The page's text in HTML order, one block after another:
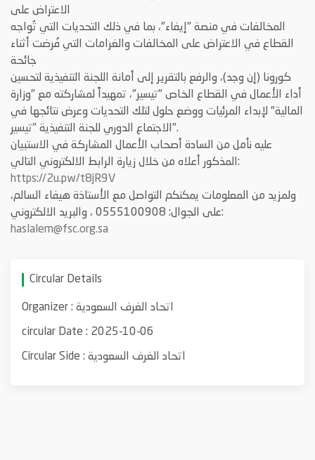
الاعتراض على
المخالفات في منصة "إيفاء"، بما في ذلك التحديات التي تُواجه
القطاع في الاعتراض على المخالفات والغرامات التي فُرضت أثناء
جائحة
كورونا (إن وجد)، والرفع بالتقرير إلى أمانة اللجنة التنفيذية لتحسين
أداء الأعمال في القطاع الخاص "تيسير"، تمهيداً لمشاركته مع "وزارة
المالية" لإبداء المرئيات ووضع حلول لتلك التحديات وعرض نتائجها في
الاجتماع الدوري للجنة التنفيذية "تيسير ".
عليه نأمل من السادة أصحاب الأعمال المشاركة في الاستبيان
المذكور أعلاه من خلال زيارة الرابط الالكتروني التالي:
https://2u.pw/t8jR9V
ولمزيد من المعلومات يمكنكم
التواصل مع الأستاذة هيفاء السالم،
على الجوال: 0555100908 ، والبريدالالكتروني:
haslalem@fsc.org.sa
Circular Details
Organizer : اتحاد الغرف السعودية
circular Date : 2025-10-06
Circular Side : اتحاد الغرف السعودية